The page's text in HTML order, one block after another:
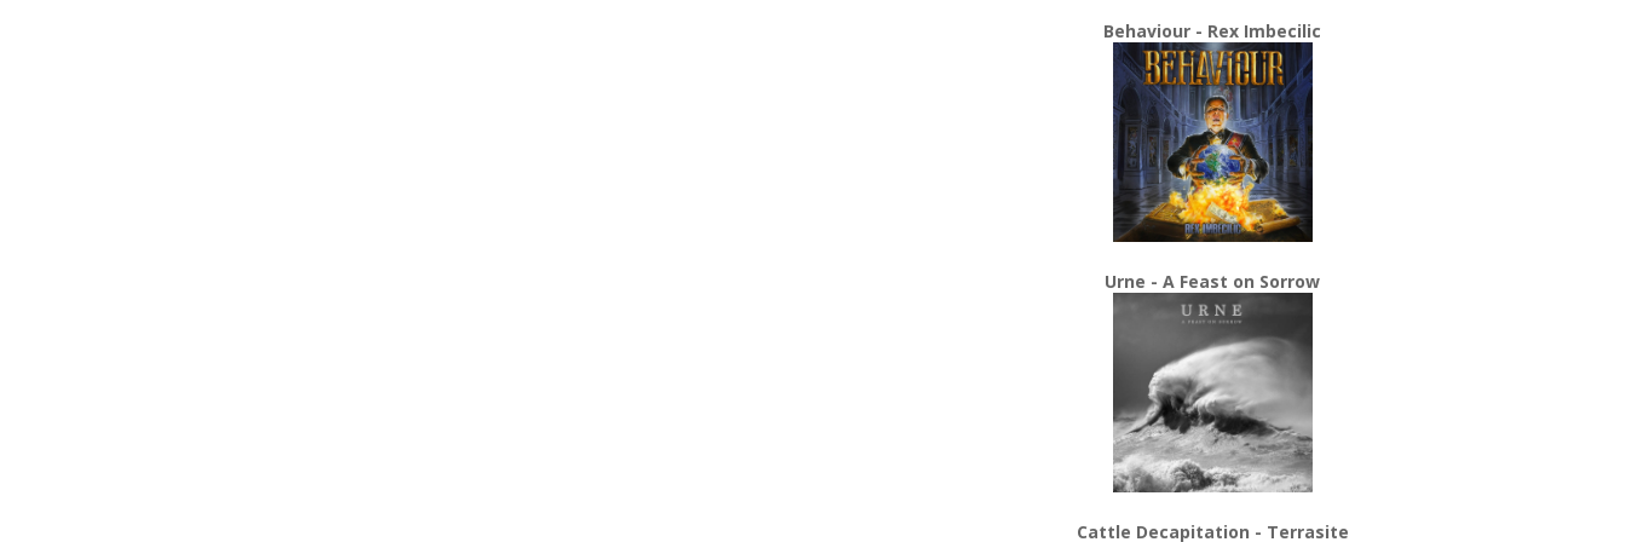
Behaviour - Rex Imbecilic
Urne - A Feast on Sorrow
Cattle Decapitation - Terrasite